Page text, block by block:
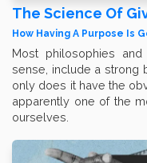
The Science Of
How Having A Purpose Is
Most philosophies
sense, include a strong
only does it have the
apparently one of the
ourselves.